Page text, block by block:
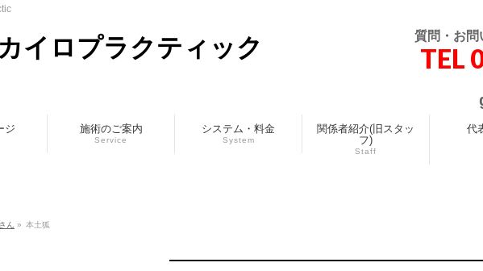
イロプラクティック 質問・お問
TEL
ジ 施術のご案内
Service
システム・料金
System
関係者紹介(旧スタッ
フ)
Staff
代
ん » 本土狐